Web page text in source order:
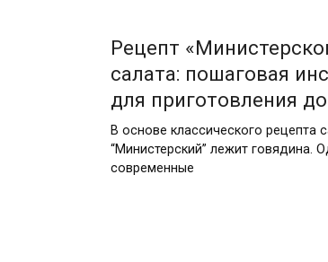
Рецепт
салата: пошаговая
для приготовления
В основе классического рецепта
“Министерский” лежит говядина.
современные